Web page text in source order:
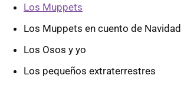
Los Muppets
Los Muppets en cuento de Navidad
Los Osos y yo
Los pequeños extraterrestres